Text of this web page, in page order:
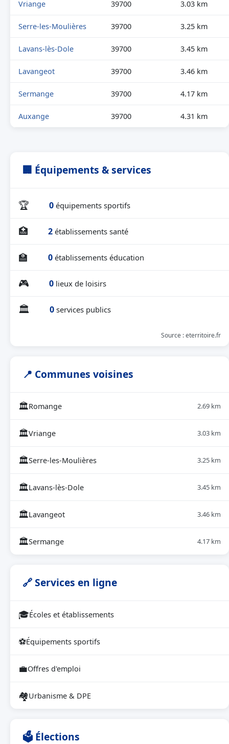
Vriange 39700 3.03 km
Serre-les-Moulières 39700 3.25 km
Lavans-lès-Dole 39700 3.45 km
Lavangeot 39700 3.46 km
Sermange 39700 4.17 km
Auxange 39700 4.31 km
🏢 Équipements & services
🏆 0 équipements sportifs
🏥 2 établissements santé
🏫 0 établissements éducation
🎮 0 lieux de loisirs
🏛 0 services publics
Source : eterritoire.fr
📍 Communes voisines
🏛Romange 2.69 km
🏛Vriange 3.03 km
🏛Serre-les-Moulières 3.25 km
🏛Lavans-lès-Dole 3.45 km
🏛Lavangeot 3.46 km
🏛Sermange 4.17 km
🔗 Services en ligne
🎓Écoles et établissements
⚽Équipements sportifs
💼Offres d'emploi
🏘Urbanisme & DPE
🗳 Élections